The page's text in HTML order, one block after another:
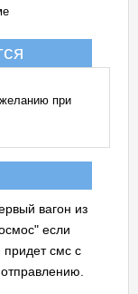
при
вагон из
если
придет смс с